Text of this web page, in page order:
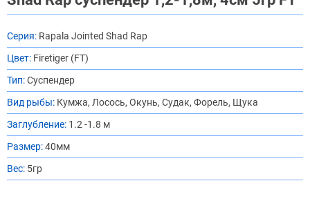
Серия: Rapala Jointed Shad Rap
Цвет: Firetiger (FT)
Тип:Суспендер
Вид рыбы: Кумжа, Лосось, Окунь, Судак, Форель, Щука
Заглубление: 1.2 -1.8 м
Размер:40мм
Вес: 5гр